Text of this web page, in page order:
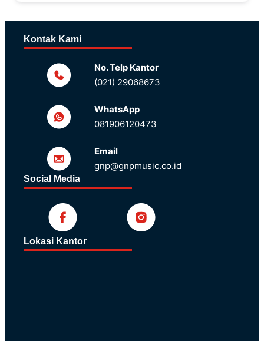
Kontak Kami
No. Telp Kantor
(021) 29068673
WhatsApp
081906120473
Email
gnp@gnpmusic.co.id
Social Media
Lokasi Kantor